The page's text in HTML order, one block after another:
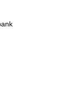
Пошти
день після
Якщо
належної